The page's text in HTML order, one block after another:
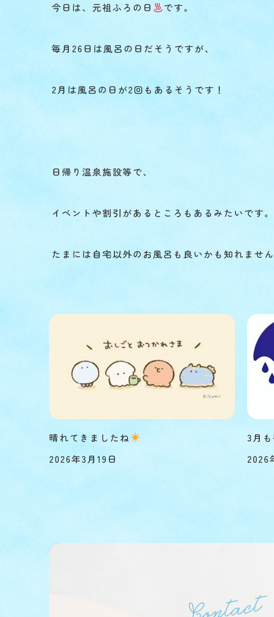
今日は、元祖ふろの日 です。
毎月26日は風呂の日だそうですが、
2月は風呂の日が2回もあるそうです！
日帰り温泉施設等で、
イベントや割引があるところもあるみたいです。
たまには自宅以外のお風呂も良いかも知れませ
晴れてきましたね
2026年3月19日
3月
2026